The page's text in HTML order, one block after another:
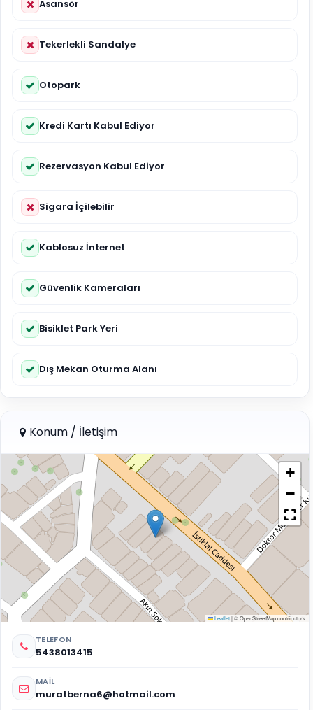
Asansör
Tekerlekli Sandalye
Otopark
Kredi Kartı Kabul Ediyor
Rezervasyon Kabul Ediyor
Sigara İçilebilir
Kablosuz İnternet
Güvenlik Kameraları
Bisiklet Park Yeri
Dış Mekan Oturma Alanı
Konum / İletişim
+
−
Leaflet|© OpenStreetMap contributors
TELEFON
5438013415
MAIL
muratberna6@hotmail.com